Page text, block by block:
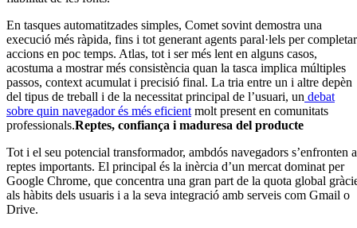
En tasques automatitzades simples, Comet sovint demostra una
execució més ràpida, fins i tot generant agents paral·lels per completar
accions en poc temps. Atlas, tot i ser més lent en alguns casos,
acostuma a mostrar més consistència quan la tasca implica múltiples
passos, context acumulat i precisió final. La tria entre un i altre depèn
del tipus de treball i de la necessitat principal de l’usuari, un debat
sobre quin navegador és més eficient molt present en comunitats
professionals.Reptes, confiança i maduresa del producte
Tot i el seu potencial transformador, ambdós navegadors s’enfronten a
reptes importants. El principal és la inèrcia d’un mercat dominat per
Google Chrome, que concentra una gran part de la quota global
als hàbits dels usuaris i a la seva integració amb serveis com Gmail o
Drive.